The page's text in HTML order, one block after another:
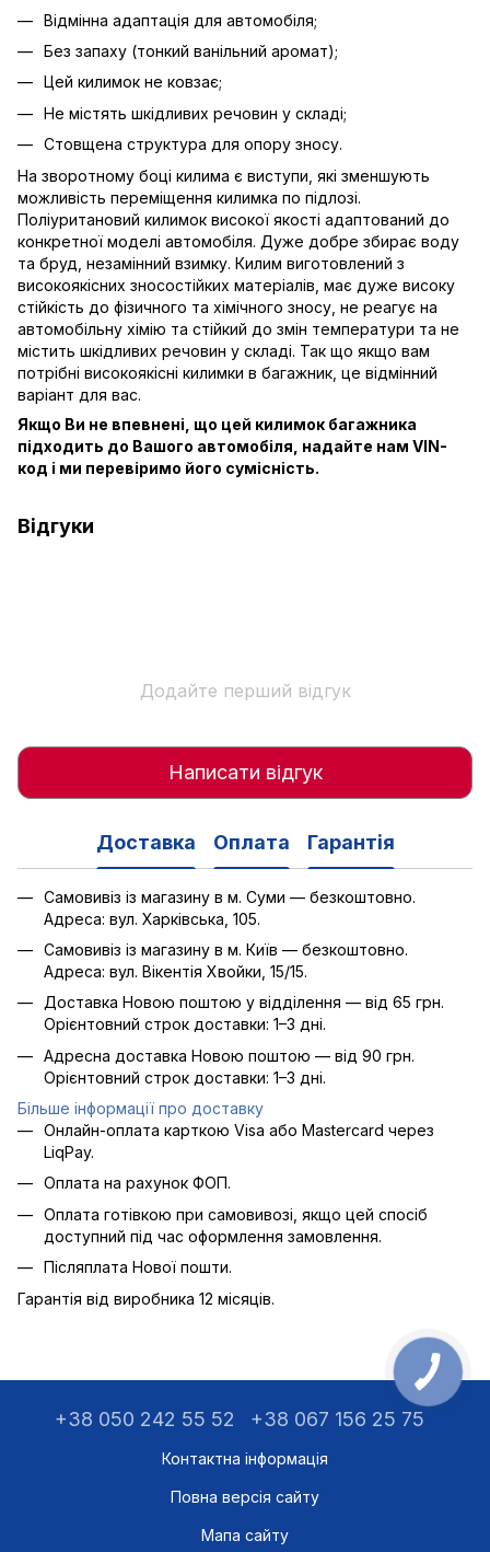
Відмінна адаптація для автомобіля;
Без запаху (тонкий ванільний аромат);
Цей килимок не ковзає;
Не містять шкідливих речовин у складі;
Стовщена структура для опору зносу.
На зворотному боці килима є виступи, які зменшують
можливість переміщення килимка по підлозі.
Поліуритановий килимок високої якості адаптований до
конкретної моделі автомобіля. Дуже добре збирає воду
та бруд, незамінний взимку. Килим виготовлений з
високоякісних зносостійких матеріалів, має дуже високу
стійкість до фізичного та хімічного зносу, не реагує на
автомобільну хімію та стійкий до змін температури та не
містить шкідливих речовин у складі. Так що якщо вам
потрібні високоякісні килимки в багажник, це відмінний
варіант для вас.
Якщо Ви не впевнені, що цей килимок багажника
підходить до Вашого автомобіля, надайте нам VIN-
код і ми перевіримо його сумісність.
Відгуки
Додайте перший відгук
Написати відгук
Доставка Оплата Гарантія
Самовивіз із магазину в м. Суми — безкоштовно.
Адреса: вул. Харківська, 105.
Самовивіз із магазину в м. Київ — безкоштовно.
Адреса: вул. Вікентія Хвойки, 15/15.
Доставка Новою поштою у відділення — від 65 грн.
Орієнтовний строк доставки: 1–3 дні.
Адресна доставка Новою поштою — від 90 грн.
Орієнтовний строк доставки: 1–3 дні.
Більше інформації про доставку
Онлайн-оплата карткою Visa або Mastercard через
LiqPay.
Оплата на рахунок ФОП.
Оплата готівкою при самовивозі, якщо цей спосіб
доступний під час оформлення замовлення.
Післяплата Нової пошти.
Гарантія від виробника 12 місяців.
+38 050 242 55 52 +38 067 156 25 75
Контактна інформація
Повна версія сайту
Мапа сайту